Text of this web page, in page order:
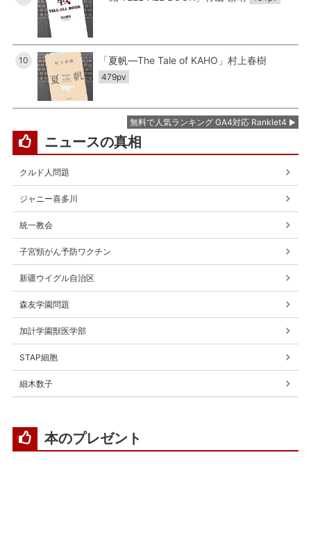
10 「夏帆―The Tale of KAHO」村上春樹
479pv
無料で人気ランキング GA4対応 Ranklet4
ニュースの真相
クルド人問題
ジャニー喜多川
統一教会
子宮頸がん予防ワクチン
新疆ウイグル自治区
森友学園問題
加計学園獣医学部
STAP細胞
細木数子
本のプレゼント